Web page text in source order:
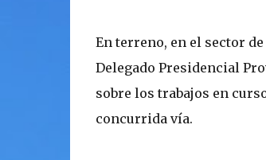
En terreno, en el sector
Delegado Presidencial
sobre los trabajos en
concurrida vía.